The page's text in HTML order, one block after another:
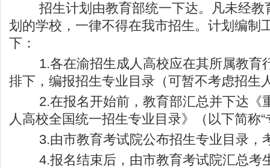
招生计划由教育部统一下达。凡未经教
划的学校，一律不得在我市招生。计划编制
下：
1.各在渝招生成人高校应在其所属教育
排下，编报招生专业目录（可暂不考虑招生
2.在报名开始前，教育部汇总并下达《
人高校全国统一招生专业目录》（以下简称“
3.由市教育考试院公布招生专业目录，
4.报名结束后，由市教育考试院汇总考